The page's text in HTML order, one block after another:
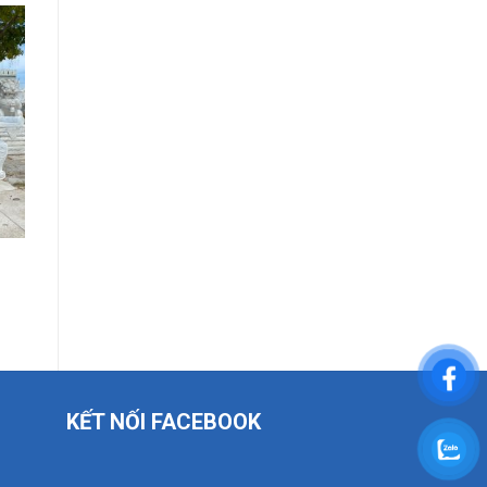
KẾT NỐI FACEBOOK